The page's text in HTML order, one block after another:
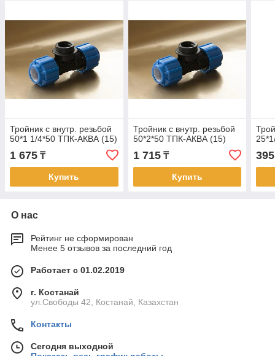
Тройник с внутр. резьбой
50*1 1/4*50 ТПК-АКВА (15)
1 675 ₸
Купить
Тройник с внутр. резьбой
50*2*50 ТПК-АКВА (15)
1 715₸
Купить
395
О нас
Рейтинг не сформирован
Менее 5 отзывов за последний год
Работает с 01.02.2019
г. Костанай
ул.Свободы 42, Костанай, Казахстан
Контакты
Сегодня выходной